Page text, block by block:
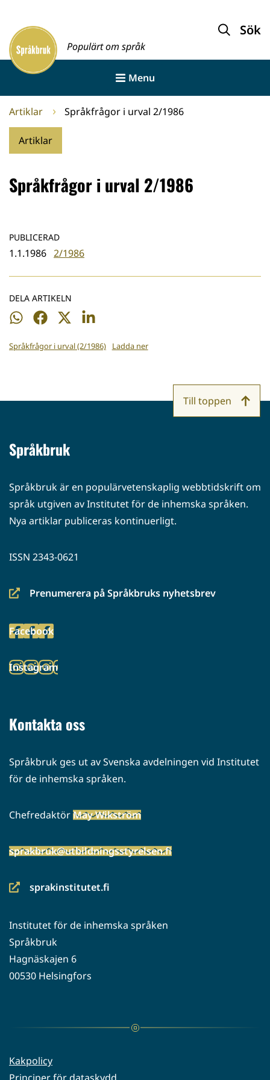
innehållet
Framsida
Populärt om språk
Sök
Menu
Artiklar Språkfrågor i urval 2/1986
Artiklar
Språkfrågor i urval 2/1986
PUBLICERAD
1.1.1986 2/1986
DELA ARTIKELN
Dela
WhatsApp
Dela
Facebook
Dela
Twitter
Dela
LinkedIn
Språkfrågor i urval (2/1986) Ladda ner
Språkbruk
Språkbruk är en populärvetenskaplig webbtidskrift om
språk utgiven av Institutet för de inhemska språken.
Nya artiklar publiceras kontinuerligt.
ISSN 2343-0621
Prenumerera på Språkbruks nyhetsbrev
(siirryt
palveluun)
Facebook
(siirryt
palveluun)
Instagram
(siirryt
Kontakta oss
Språkbruk ges ut av Svenska avdelningen vid Institutet
för de inhemska språken.
ChefredaktörMay Wikström
sprakbruk@utbildningsstyrelsen.fi
sprakinstitutet.fi
(siirryt
palveluun)
Institutet för de inhemska språken
Språkbruk
Hagnäskajen 6
00530 Helsingfors
Kakpolicy
Principer för dataskydd
Till toppen